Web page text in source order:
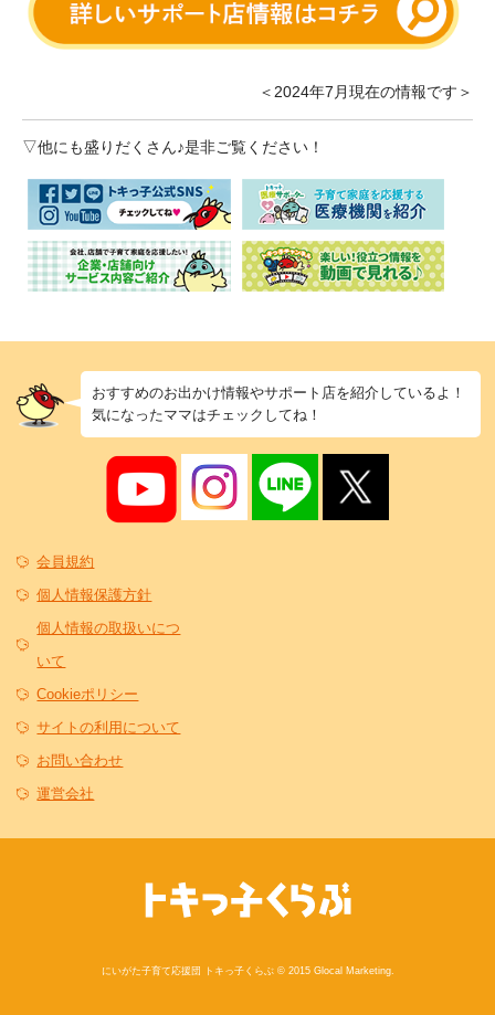
＜2024年7月現在の情報です＞
▽他にも盛りだくさん♪是非ご覧ください！
おすすめのお出かけ情報やサポート店を紹介しているよ！
気になったママはチェックしてね！
会員規約
個人情報保護方針
個人情報の取扱いにつ
いて
Cookieポリシー
サイトの利用について
お問い合わせ
運営会社
にいがた子育て応援団 トキっ子くらぶ © 2015 Glocal Marketing.